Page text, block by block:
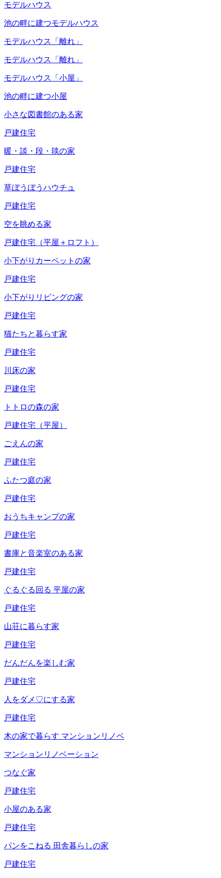
モデルハウス
池の畔に建つモデルハウス
モデルハウス「離れ」
モデルハウス「離れ」
モデルハウス「小屋」
池の畔に建つ小屋
小さな図書館のある家
戸建住宅
暖・談・段・毯の家
戸建住宅
草ぼうぼうハウチュ
戸建住宅
空を眺める家
戸建住宅（平屋＋ロフト）
小下がりカーペットの家
戸建住宅
小下がりリビングの家
戸建住宅
猫たちと暮らす家
戸建住宅
川床の家
戸建住宅
トトロの森の家
戸建住宅（平屋）
ごえんの家
戸建住宅
ふたつ庭の家
戸建住宅
おうちキャンプの家
戸建住宅
書庫と音楽室のある家
戸建住宅
ぐるぐる回る 平屋の家
戸建住宅
山荘に暮らす家
戸建住宅
だんだんを楽しむ家
戸建住宅
人をダメ♡にする家
戸建住宅
木の家で暮らす マンションリノベ
マンションリノベーション
つなぐ家
戸建住宅
小屋のある家
戸建住宅
パンをこねる 田舎暮らしの家
戸建住宅